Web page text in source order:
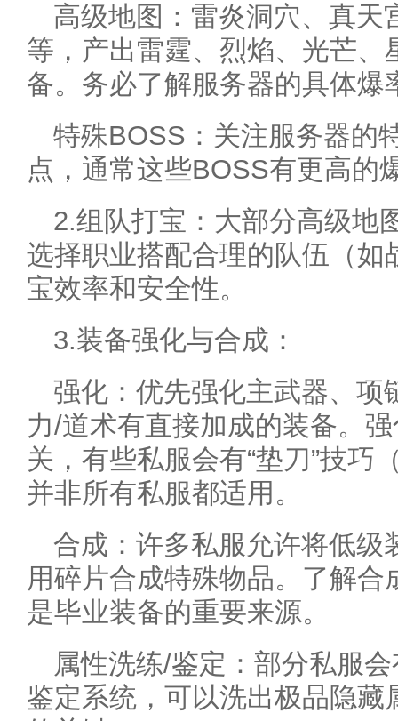
高级地图：雷炎洞穴、真天
等，产出雷霆、烈焰、光芒、
备。务必了解服务器的具体爆
特殊BOSS：关注服务器的
点，通常这些BOSS有更高的
2.组队打宝：大部分高级地
选择职业搭配合理的队伍（如
宝效率和安全性。
3.装备强化与合成：
强化：优先强化主武器、项
力/道术有直接加成的装备。
关，有些私服会有“垫刀”技巧
并非所有私服都适用。
合成：许多私服允许将低级
用碎片合成特殊物品。了解
是毕业装备的重要来源。
属性洗练/鉴定：部分私服
鉴定系统，可以洗出极品隐藏